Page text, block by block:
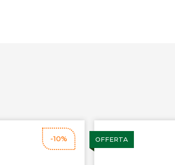
-10% OFFERTA